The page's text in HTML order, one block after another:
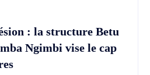
: la structure Betu
Ngimbi vise le cap